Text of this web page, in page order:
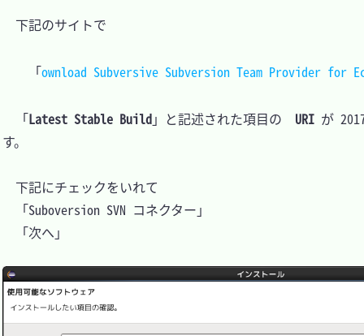
下記のサイトで
「ownload Subversive Subversion Team Provider for
「Latest Stable Build」と記述された項目の URI が
す。
下記にチェックをいれて
「Suboversion SVN コネクター」
「次へ」